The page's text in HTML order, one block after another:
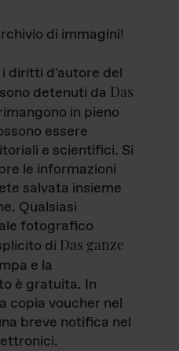
di immagini!
diritti d'autore del
detenuti da Das
in pieno
essere
e scientifici. Si
le informazioni
salvata insieme
Qualsiasi
fotografico
di Das ganze
e la
è gratuita. In
copia voucher nel
breve notifica nel